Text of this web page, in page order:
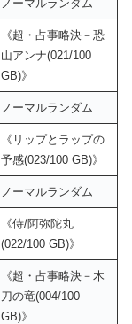
ノーマルランダム
《超・占事略決－恐
山アンナ(021/100
GB)》
ノーマルランダム
《リップとラップの
予感(023/100 GB)》
ノーマルランダム
《侍/阿弥陀丸
(022/100 GB)》
《超・占事略決－木
刀の竜(004/100
GB)》